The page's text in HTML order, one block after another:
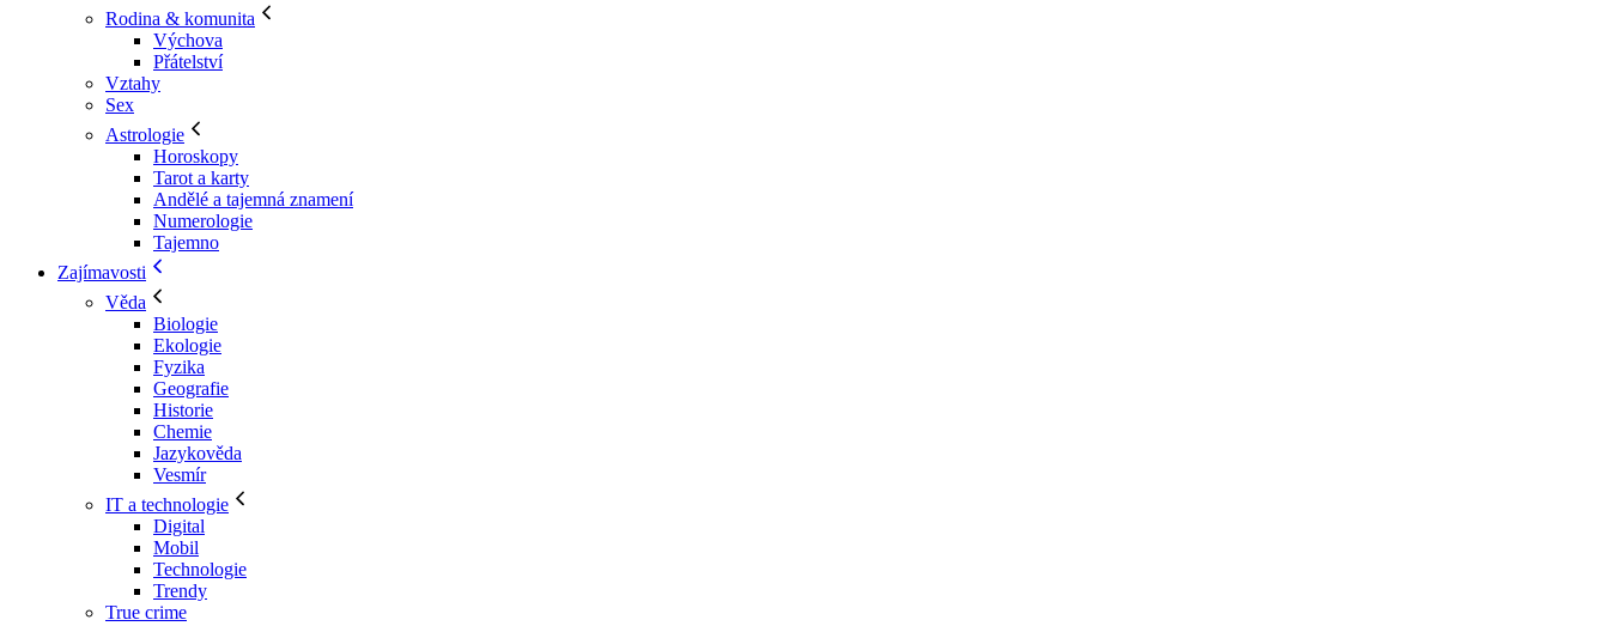
Rodina & komunita
Výchova
Přátelství
Vztahy
Sex
Astrologie
Horoskopy
Tarot a karty
Andělé a tajemná znamení
Numerologie
Tajemno
Zajímavosti
Věda
Biologie
Ekologie
Fyzika
Geografie
Historie
Chemie
Jazykověda
Vesmír
IT a technologie
Digital
Mobil
Technologie
Trendy
True crime